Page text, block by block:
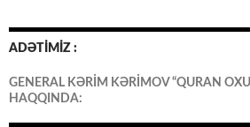
ADƏTİMİZ :
GENERAL KƏRİM KƏRİMOV “QURAN
HAQQINDA: